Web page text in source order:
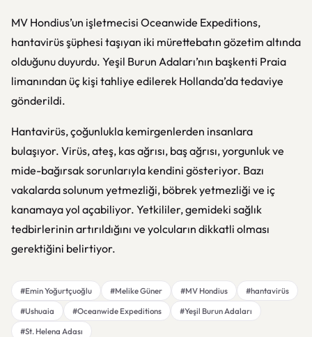
MV Hondius’un işletmecisi Oceanwide Expeditions,
hantavirüs şüphesi taşıyan iki mürettebatın gözetim altında
olduğunu duyurdu. Yeşil Burun Adaları’nın başkenti Praia
limanından üç kişi tahliye edilerek Hollanda’da tedaviye
gönderildi.
Hantavirüs, çoğunlukla kemirgenlerden insanlara
bulaşıyor. Virüs, ateş, kas ağrısı, baş ağrısı, yorgunluk ve
mide-bağırsak sorunlarıyla kendini gösteriyor. Bazı
vakalarda solunum yetmezliği, böbrek yetmezliği ve iç
kanamaya yol açabiliyor. Yetkililer, gemideki sağlık
tedbirlerinin artırıldığını ve yolcuların dikkatli olması
gerektiğini belirtiyor.
#Emin Yoğurtçuoğlu #Melike Güner #MV Hondius
#hantavirüs
#Ushuaia
#Oceanwide Expeditions
#Yeşil Burun Adaları
#St. Helena Adası